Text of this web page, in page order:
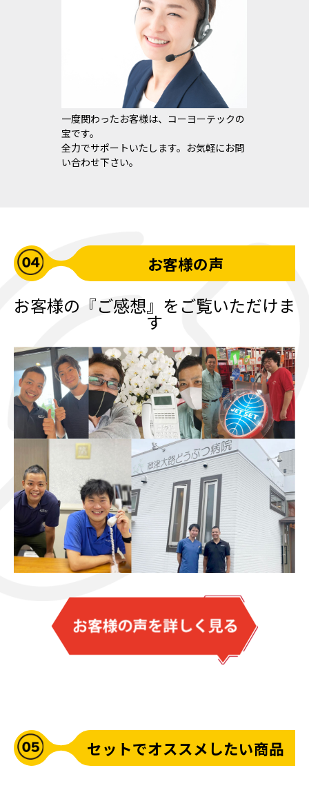
一度関わったお客様は、コーヨーテックの
宝です。
全力でサポートいたします。お気軽にお問
い合わせ下さい。
お客様の声
お客様の『ご感想』をご覧いただけま
す
セットでオススメしたい商品